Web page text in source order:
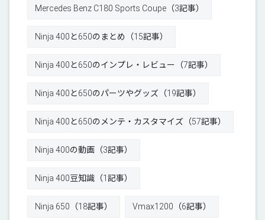
Mercedes Benz C180 Sports Coupe（3記事）
Ninja 400と650のまとめ（15記事）
Ninja 400と650のインプレ・レビュー（7記事）
Ninja 400と650のパーツやグッズ（19記事）
Ninja 400と650のメンテ・カスタマイズ（57記事）
Ninja 400の動画（3記事）
Ninja 400豆知識（1記事）
Ninja 650（18記事） Vmax1200（6記事）